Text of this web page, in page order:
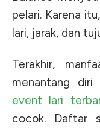
pelari. Karena
lari, jarak, dan
Terakhir,
menantang
event lari
cocok. Daftar